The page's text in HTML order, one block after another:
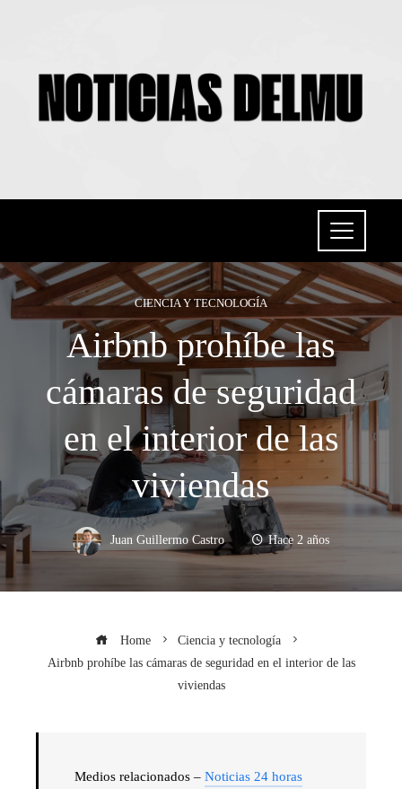
CIENCIA Y TECNOLOGÍA
Airbnb prohíbe las
cámaras de seguridad
en el interior de las
viviendas
Juan Guillermo Castro Hace 2 años
Home
Ciencia y tecnología
Airbnb prohíbe las cámaras de seguridad en el interior de las
viviendas
Medios relacionados – Noticias 24 horas